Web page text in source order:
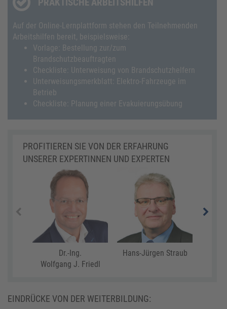
Auf der Online-Lernplattform stehen den Teilnehmenden
Arbeitshilfen bereit, beispielsweise:
Vorlage: Bestellung zur/zum
Brandschutzbeauftragten
Checkliste: Unterweisung von Brandschutzhelfern
Unterweisungsmerkblatt: Elektro-Fahrzeuge im
Betrieb
Checkliste: Planung einer Evakuierungsübung
PROFITIEREN SIE VON DER ERFAHRUNG
UNSERER EXPERTINNEN UND EXPERTEN
Dr.-Ing.
Wolfgang J. Friedl
Hans-Jürgen Straub
EINDRÜCKE VON DER WEITERBILDUNG: